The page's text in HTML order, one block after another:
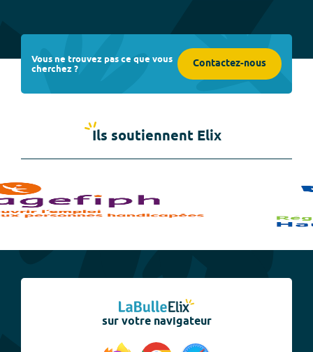
Vous ne trouvez pas ce que vous
cherchez ? Contactez-nous
Ils soutiennent Elix
sur votre navigateur